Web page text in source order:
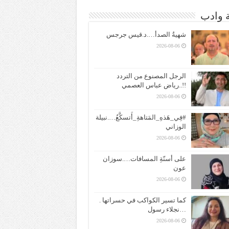
وادب
شهيةُ الصدأ….د.قيس جرجس
2026-08-06
الرجل المصنوع من التردد
!!..رياض عباس العصمي
2026-08-06
#فِي_هَذهِ_المَتاهةِ_أَتسكَّعُ….نبيلة
الوزاني
2026-08-06
على أسنّةِ المسافات….سوزان
عون
2026-08-06
كما تسير الكواكب في حسراتها .
…نجلاء رسول
2026-08-06